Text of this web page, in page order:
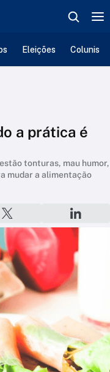
Eleições
a prática é
tonturas, mau humor,
mudar a alimentação